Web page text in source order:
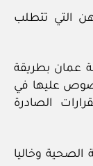
التي تتطلب
عمان بطريقة
عليها في
الصادرة
الصحية وخاليا